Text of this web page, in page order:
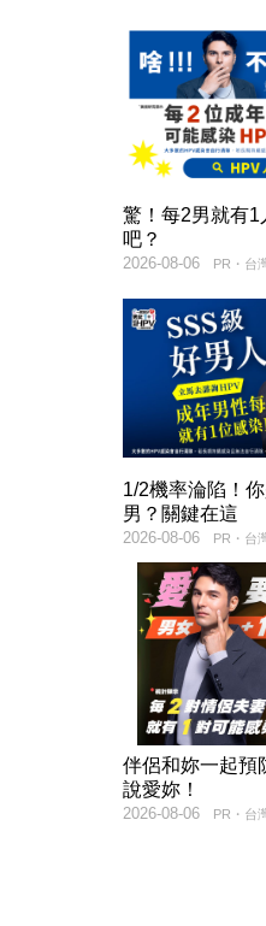
驚！每2男就有
吧？
PR・台
2026-08-06
1/2機率淪陷！
男？關鍵在這
PR・台
2026-08-06
伴侶和妳一起預
說愛妳！
PR・台
2026-08-06